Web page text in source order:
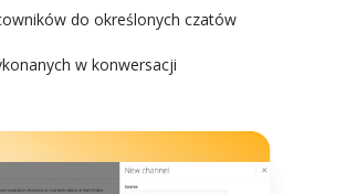
do określonych czatów
w konwersacji